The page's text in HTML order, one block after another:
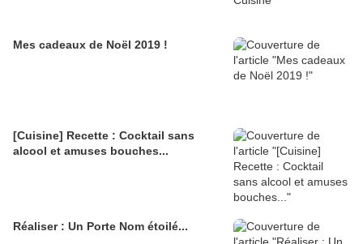
Mes cadeaux de Noël 2019 !
[Cuisine] Recette : Cocktail sans
alcool et amuses bouches...
Réaliser : Un Porte Nom étoilé...